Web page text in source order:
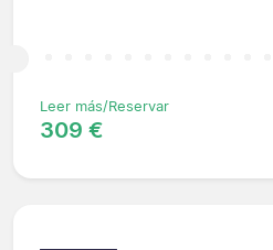
Leer más/Reservar
309 €